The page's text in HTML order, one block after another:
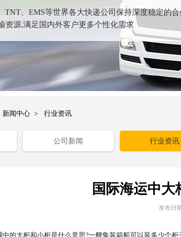
TNT、EMS等世界各大快递公司保持深度稳定的合
资源,满足国内外客户更多个性化需求
新闻中心 > 行业资讯
公司新闻 行业资讯
国际海运中
发布日
中的大柜和小柜是什么意思?一艘集装箱船可以装多少个